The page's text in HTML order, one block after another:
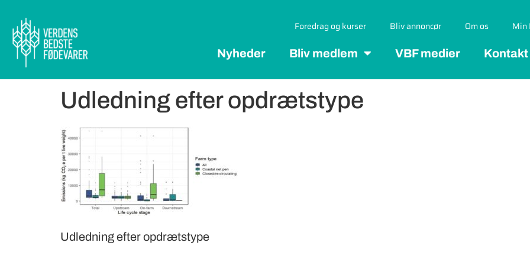
Foredrag og kurser Bliv annoncør Om os Min
Nyheder Bliv medlem VBF medier Kontakt
Udledning efter opdrætstype
Udledning efter opdrætstype